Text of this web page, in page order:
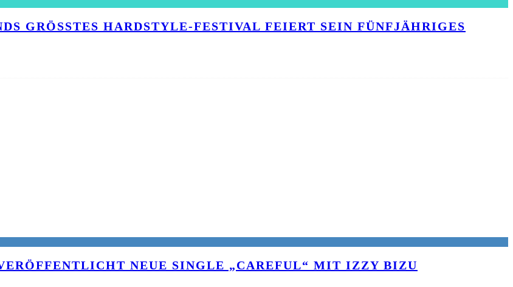
GRÖSSTES HARDSTYLE-FESTIVAL FEIERT SEIN FÜNFJÄHRIGES J
NEUE SINGLE „CAREFUL“ MIT IZZY BIZU